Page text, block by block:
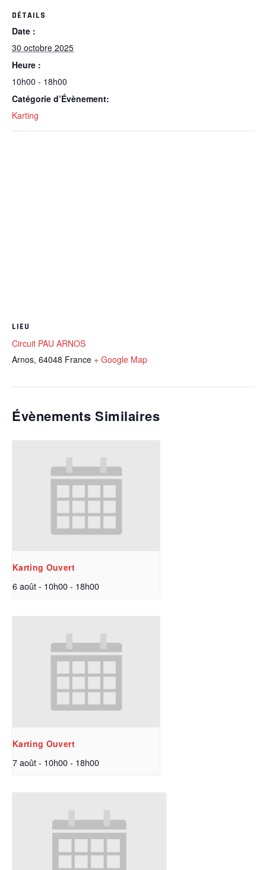
DÉTAILS
Date :
30 octobre 2025
Heure :
10h00 - 18h00
Catégorie d’Évènement:
Karting
LIEU
Circuit PAU ARNOS
Arnos, 64048 France + Google Map
Évènements Similaires
Karting Ouvert
6 août - 10h00- 18h00
Karting Ouvert
7 août - 10h00- 18h00